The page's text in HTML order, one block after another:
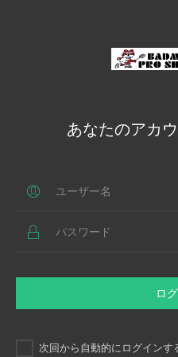
あなたのアカ
ロ
次回から自動的にログインす